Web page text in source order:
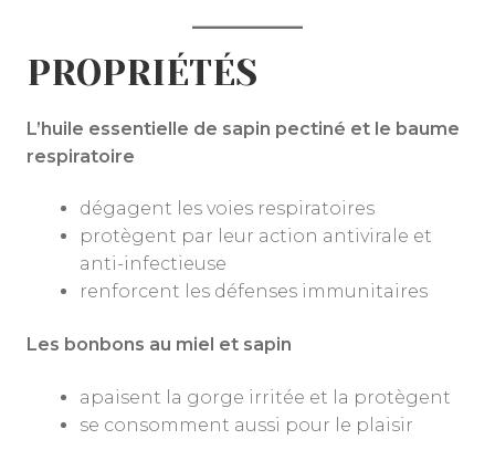
PROPRIÉTÉS
L’huile essentielle de sapin pectiné et le baume
respiratoire
dégagent les voies respiratoires
protègent par leur action antivirale et
anti-infectieuse
renforcent les défenses immunitaires
Les bonbons au miel et sapin
apaisent la gorge irritée et la protègent
se consomment aussi pour le plaisir